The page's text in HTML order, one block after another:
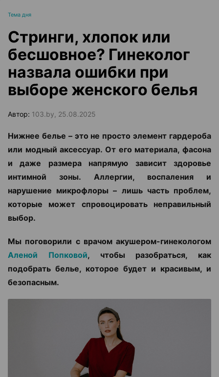
Тема дня
Стринги, хлопок или
бесшовное? Гинеколог
назвала ошибки при
выборе женского белья
Автор: 103.by, 25.08.2025
Нижнее белье – это не просто элемент гардероба
или модный аксессуар. От его материала, фасона
и даже размера напрямую зависит здоровье
интимной зоны. Аллергии, воспаления и
нарушение микрофлоры – лишь часть проблем,
которые может спровоцировать неправильный
выбор.
Мы поговорили с врачом акушером-гинекологом
Аленой Попковой, чтобы разобраться, как
подобрать белье, которое будет и красивым, и
безопасным.